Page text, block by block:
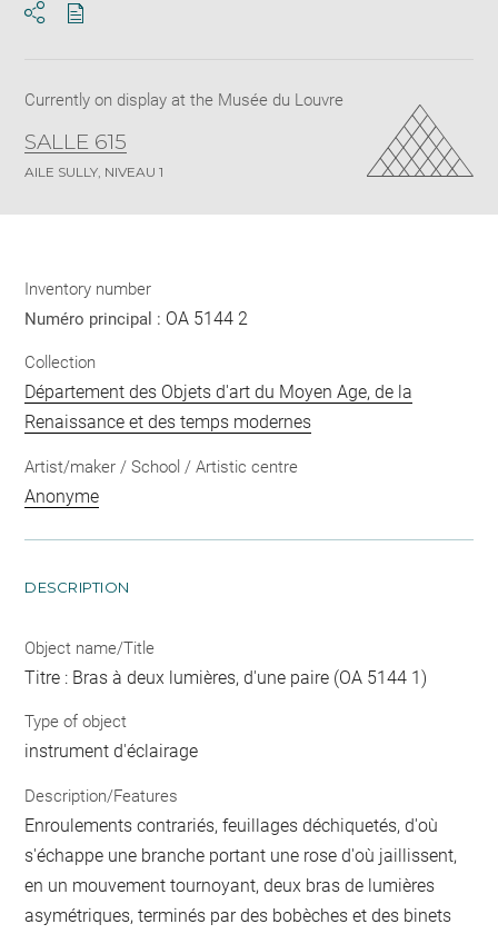
Currently on display at the Musée du Louvre
SALLE 615
AILE SULLY, NIVEAU 1
Inventory number
Numéro principal : OA 5144 2
Collection
Département des Objets d'art du Moyen Age, de la
Renaissance et des temps modernes
Artist/maker / School / Artistic centre
Anonyme
DESCRIPTION
Object name/Title
Titre : Bras à deux lumières, d'une paire (OA 5144 1)
Type of object
instrument d'éclairage
Description/Features
Enroulements contrariés, feuillages déchiquetés, d'où
s'échappe une branche portant une rose d'où jaillissent,
en un mouvement tournoyant, deux bras de lumières
asymétriques, terminés par des bobèches et des binets